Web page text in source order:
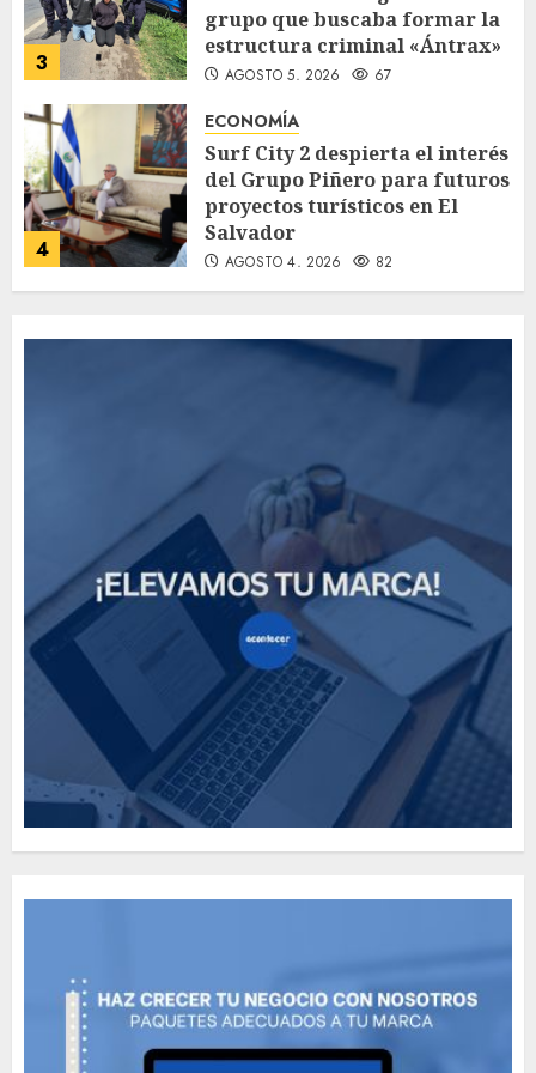
3
grupo que buscaba formar la
estructura criminal «Ántrax»
AGOSTO 5, 2026 67
4
ECONOMÍA
Surf City 2 despierta el interés
del Grupo Piñero para futuros
proyectos turísticos en El
Salvador
AGOSTO 4, 2026 82
Need to Know About the
Classic Cars in a Retro
The full story of
Thailand’s extraordinary
cave rescue